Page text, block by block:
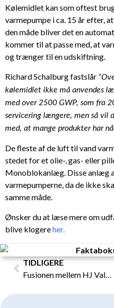
Kølemidlet kan som oftest
varmepumpe i ca. 15 år efter,
den måde bliver det en
kommer til at passe med, at
og trænger til en udskiftning.
Richard Schalburg fastslår
kølemidlet ikke må anvendes
med over 2500 GWP, som fra
servicering længere, men så vil
med, at mange produkter har
De fleste af de luft til vand
stedet for et olie-, gas- eller
Monoblokanlæg. Disse anlæg
varmepumperne, da de ikke
samme måde.
Ønsker du at læse mere om
blive klogereher.
Tidligere
TIDLIGERE